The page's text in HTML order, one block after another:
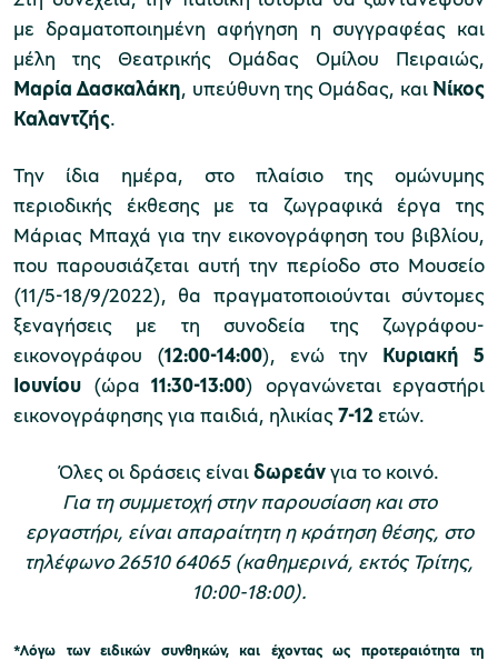
ομάδες
εισιτήρια
εισιτηρίων
με δραματοποιημένη αφήγηση η συγγραφέας και
μέλη της Θεατρικής Ομάδας Ομίλου Πειραιώς,
Μαρία Δασκαλάκη, υπεύθυνη της Ομάδας, καιΝίκος
Καλαντζής.
Την ίδια ημέρα, στο πλαίσιο της ομώνυμης
περιοδικής έκθεσης με τα ζωγραφικά έργα της
Μάριας Μπαχά για την εικονογράφηση του βιβλίου,
που παρουσιάζεται αυτή την περίοδο στο Μουσείο
(11/5-18/9/2022), θα πραγματοποιούνται σύντομες
ξεναγήσεις με τη συνοδεία της ζωγράφου-
εικονογράφου (12:00-14:00), ενώ την Κυριακή 5
Ιουνίου (ώρα 11:30-13:00) οργανώνεται εργαστήρι
εικονογράφησης για παιδιά, ηλικίας 7-12 ετών.
Όλες οι δράσεις είναιδωρεάνγια το κοινό.
Για τη συμμετοχή στην παρουσίαση και στο
εργαστήρι, είναι απαραίτητη η κράτηση θέσης, στο
τηλέφωνο 26510 64065 (καθημερινά, εκτός Τρίτης,
10:00-18:00).
*Λόγω των ειδικών συνθηκών, και έχοντας ως προτεραιότητα τη